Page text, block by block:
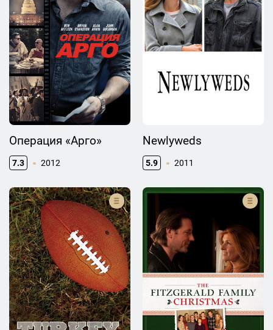
Операция «Арго»
7.3 2012
Newlyweds
5.9 2011